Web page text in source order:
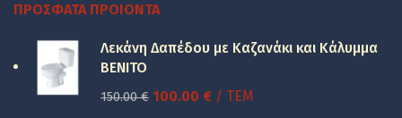
ΠΡΌΣΦΑΤΑ ΠΡΟΙΌΝΤΑ
Λεκάνη Δαπέδου με Καζανάκι και Κάλυμμα
BENITO
150.00€ Original
100.00 €Η/ ΤΕΜ